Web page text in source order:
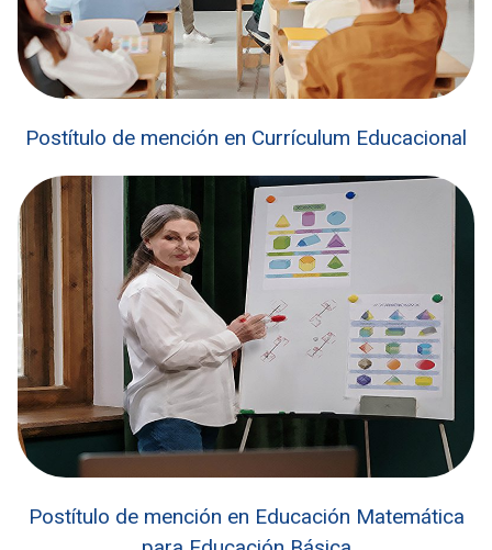
Postítulo de mención en Currículum Educacional
Postítulo de mención en Educación Matemática